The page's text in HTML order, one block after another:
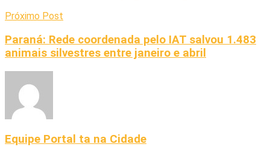
Próximo Post
Paraná: Rede coordenada pelo IAT salvou 1.483
animais silvestres entre janeiro e abril
Equipe Portal ta na Cidade